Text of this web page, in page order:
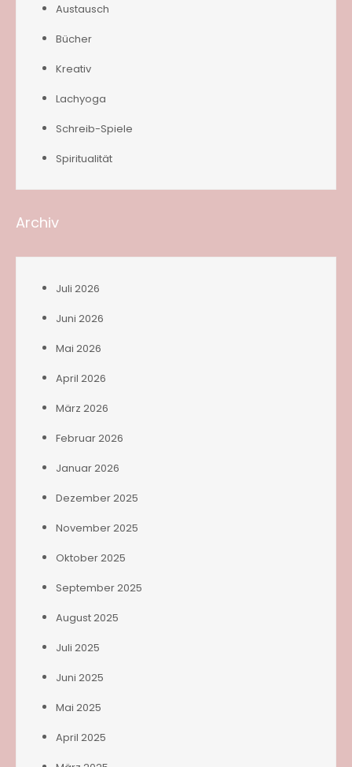
Austausch
Bücher
Kreativ
Lachyoga
Schreib-Spiele
Spiritualität
Archiv
Juli 2026
Juni 2026
Mai 2026
April 2026
März 2026
Februar 2026
Januar 2026
Dezember 2025
November 2025
Oktober 2025
September 2025
August 2025
Juli 2025
Juni 2025
Mai 2025
April 2025